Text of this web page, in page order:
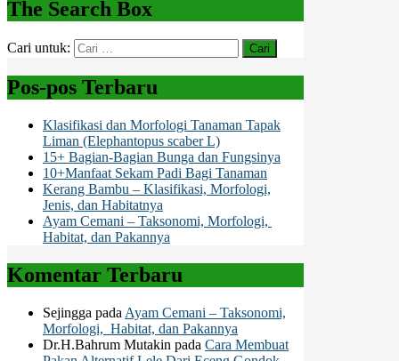
The Search Box
Cari untuk:
Pos-pos Terbaru
Klasifikasi dan Morfologi Tanaman Tapak
Liman (Elephantopus scaber L)
15+ Bagian-Bagian Bunga dan Fungsinya
10+Manfaat Sekam Padi Bagi Tanaman
Kerang Bambu – Klasifikasi, Morfologi,
Jenis, dan Habitatnya
Ayam Cemani – Taksonomi, Morfologi,
Habitat, dan Pakannya
Komentar Terbaru
Sejingga pada Ayam Cemani – Taksonomi,
Morfologi, Habitat, dan Pakannya
Dr.H.Bahrum Mutakin pada Cara Membuat